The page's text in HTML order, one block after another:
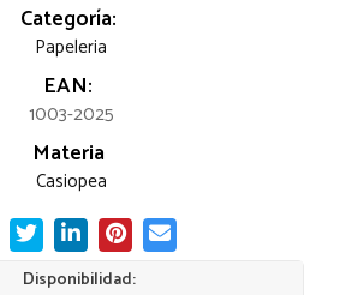
Categoría:
Papeleria
EAN:
1003-2025
Materia
Casiopea
Disponibilidad: